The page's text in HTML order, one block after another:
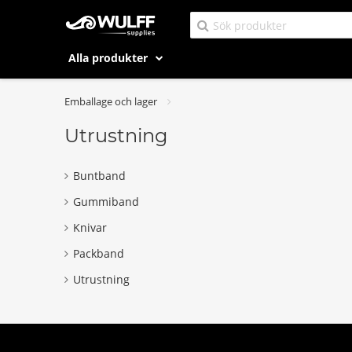
Alla produkter
Emballage och lager
Utrustning
Buntband
Gummiband
Knivar
Packband
Utrustning